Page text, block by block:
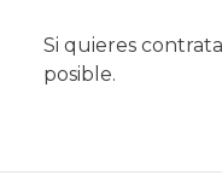
Si quieres
posible.